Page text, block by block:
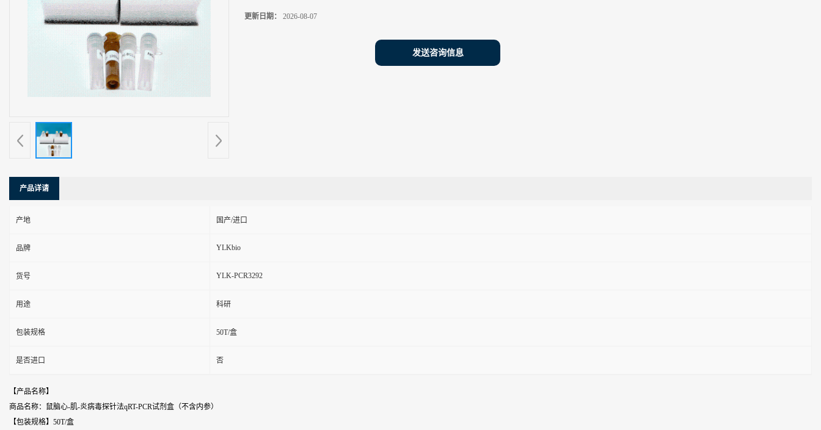
更新日期： 2026-08-07
发送咨询信息
产品详请
产地 国产/进口
品牌 YLKbio
货号 YLK-PCR3292
用途 科研
包装规格 50T/盒
是否进口 否
【产品名称】
商品名称：鼠脑心-肌-炎病毒探针法qRT-PCR试剂盒（不含内参）
【包装规格】50T/盒